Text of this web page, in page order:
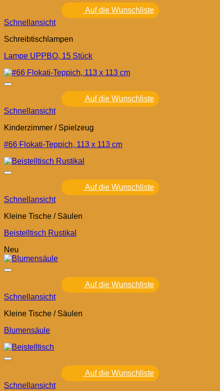
Auf die Wunschliste
Schnellansicht
Schreibtischlampen
Lampe UPPBO, 15 Stück
Auf die Wunschliste
Schnellansicht
Kinderzimmer / Spielzeug
#66 Flokati-Teppich, 113 x 113 cm
Auf die Wunschliste
Schnellansicht
Kleine Tische / Säulen
Beistelltisch Rustikal
Neu
Auf die Wunschliste
Schnellansicht
Kleine Tische / Säulen
Blumensäule
Auf die Wunschliste
Schnellansicht